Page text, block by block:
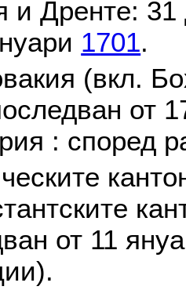
и Дренте:
1701.
(вкл.
от
: според
от 11